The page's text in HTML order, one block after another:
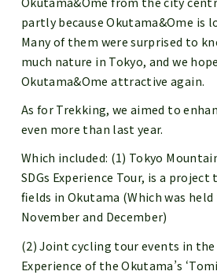
partly because Okutama&Ome is
Many of them were surprised to
much nature in Tokyo, and we
Okutama&Ome attractive again.
As for Trekking, we aimed to
even more than last year.
Which included: (1) Tokyo
SDGs Experience Tour, is a
fields in Okutama (Which was
November and December)
(2) Joint cycling tour events in
Experience of the Okutama’s